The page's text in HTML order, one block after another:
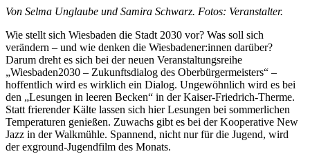
Von Selma Unglaube und Samira Schwarz. Fotos: Veranstalter.
Wie stellt sich Wiesbaden die Stadt 2030 vor? Was soll sich
verändern – und wie denken die Wiesbadener:innen darüber?
Darum dreht es sich bei der neuen Veranstaltungsreihe
„Wiesbaden2030 – Zukunftsdialog des Oberbürgermeisters“ –
hoffentlich wird es wirklich ein Dialog. Ungewöhnlich wird es bei
den „Lesungen in leeren Becken“ in der Kaiser-Friedrich-Therme.
Statt frierender Kälte lassen sich hier Lesungen bei sommerlichen
Temperaturen genießen. Zuwachs gibt es bei der Kooperative New
Jazz in der Walkmühle. Spannend, nicht nur für die Jugend, wird
der exground-Jugendfilm des Monats.